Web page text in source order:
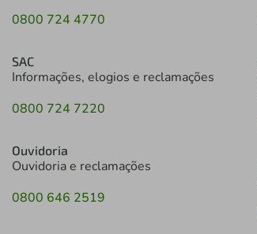
0800 724 4770
SAC
Informações, elogios e reclamações
0800 724 7220
Ouvidoria
Ouvidoria e reclamações
0800 646 2519